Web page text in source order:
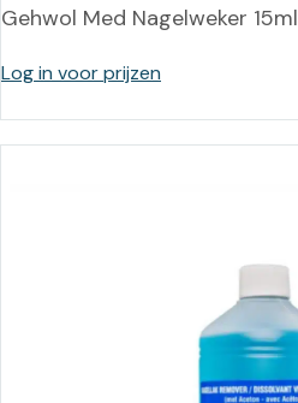
Gehwol Med Nagelweker 15ml
Log in voor prijzen